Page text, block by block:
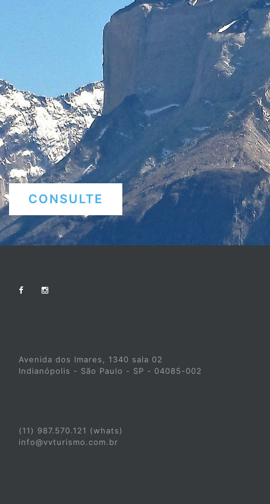
CONSULTE
Avenida dos Imares, 1340 sala 02
Indianópolis - São Paulo - SP - 04085-002
(11) 987.570.121 (whats)
info@vvturismo.com.br